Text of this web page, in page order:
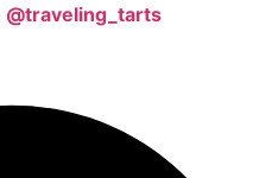
@traveling_tarts